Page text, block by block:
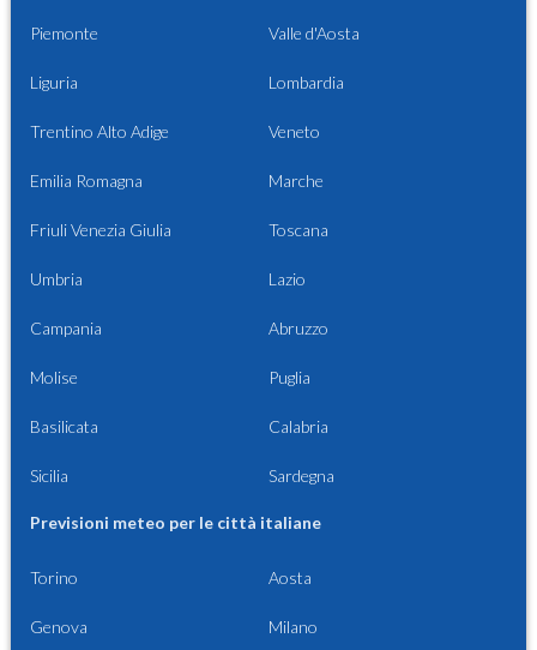
Piemonte Valle d'Aosta
Liguria Lombardia
Trentino Alto Adige Veneto
Emilia Romagna Marche
Friuli Venezia Giulia Toscana
Umbria Lazio
Campania Abruzzo
Molise Puglia
Basilicata Calabria
Sicilia Sardegna
Previsioni meteo per le città italiane
Torino Aosta
Genova Milano